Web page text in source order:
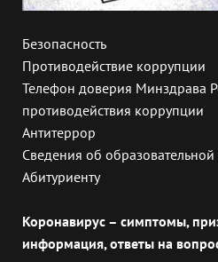
Безопасность
Противодействие коррупции
Телефон доверия Минздрава
противодействия коррупции
Антитеррор
Сведения об
Абитуриенту
Коронавирус – симптомы,
информация, ответы на